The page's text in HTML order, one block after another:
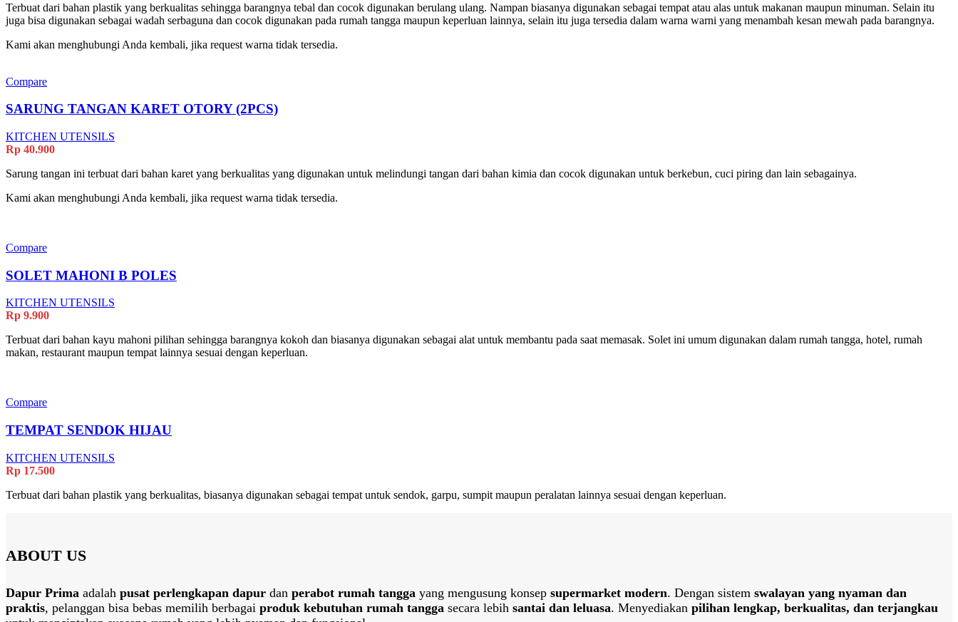
Terbuat dari bahan plastik yang berkualitas sehingga barangnya tebal dan cocok digunakan berulang ulang. Nampan biasanya digunakan sebagai tempat atau alas untuk makanan maupun minuman. Selain itu
juga bisa digunakan sebagai wadah serbaguna dan cocok digunakan pada rumah tangga maupun keperluan lainnya, selain itu juga tersedia dalam warna warni yang menambah kesan mewah pada barangnya.
Kami akan menghubungi Anda kembali, jika request warna tidak tersedia.
Compare
SARUNG TANGAN KARET OTORY (2PCS)
KITCHEN UTENSILS
Rp 40.900
Sarung tangan ini terbuat dari bahan karet yang berkualitas yang digunakan untuk melindungi tangan dari bahan kimia dan cocok digunakan untuk berkebun, cuci piring dan lain sebagainya.
Kami akan menghubungi Anda kembali, jika request warna tidak tersedia.
Compare
SOLET MAHONI B POLES
KITCHEN UTENSILS
Rp 9.900
Terbuat dari bahan kayu mahoni pilihan sehingga barangnya kokoh dan biasanya digunakan sebagai alat untuk membantu pada saat memasak. Solet ini umum digunakan dalam rumah tangga, hotel, rumah
makan, restaurant maupun tempat lainnya sesuai dengan keperluan.
Compare
TEMPAT SENDOK HIJAU
KITCHEN UTENSILS
Rp 17.500
Terbuat dari bahan plastik yang berkualitas, biasanya digunakan sebagai tempat untuk sendok, garpu, sumpit maupun peralatan lainnya sesuai dengan keperluan.
ABOUT US
Dapur Prima adalah pusat perlengkapan dapur dan perabot rumah tangga yang mengusung konsep supermarket modern. Dengan sistem swalayan yang nyaman dan
praktis, pelanggan bisa bebas memilih berbagai produk kebutuhan rumah tangga secara lebih santai dan leluasa. Menyediakan pilihan lengkap, berkualitas, dan terjangkau